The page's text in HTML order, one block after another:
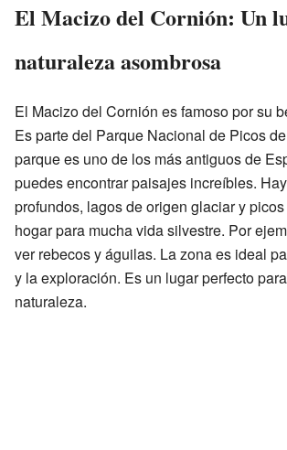
El Macizo del Cornión: Un
naturaleza asombrosa
El Macizo del Cornión es famoso por su
Es parte del Parque Nacional de Picos
parque es uno de los más antiguos de
puedes encontrar paisajes increíbles.
profundos, lagos de origen glaciar y
hogar para mucha vida silvestre. Por
ver rebecos y águilas. La zona es ideal
y la exploración. Es un lugar perfecto
naturaleza.